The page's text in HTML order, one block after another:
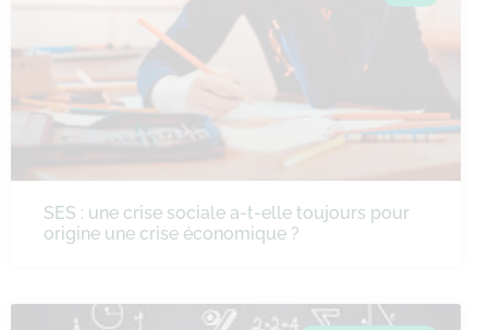
SES : une crise sociale a-t-elle toujours pour
origine une crise économique ?